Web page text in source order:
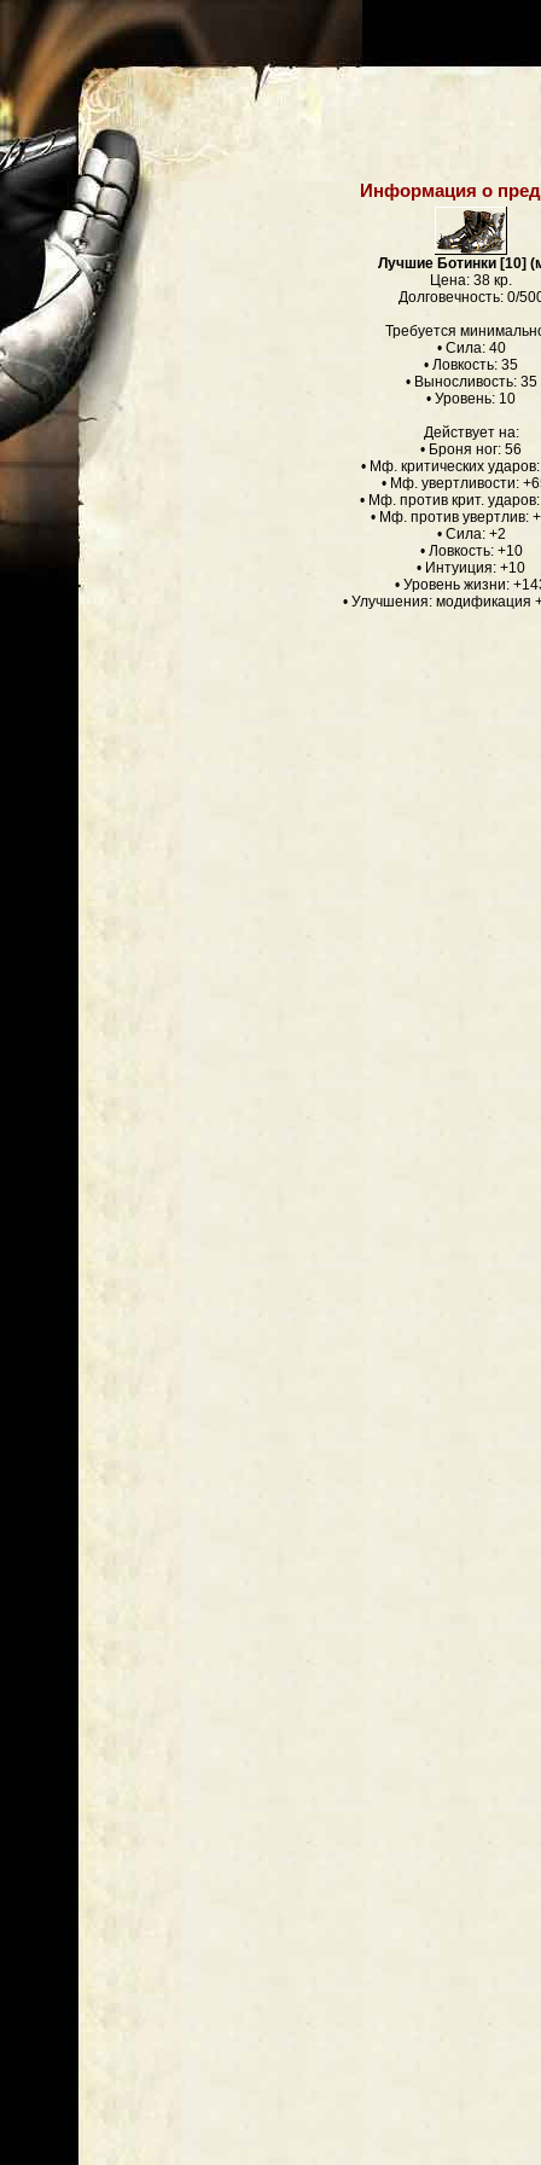
Информация о
Лучшие Ботинки [10]
Цена: 38 кр.
Долговечность: 0/
Требуется
• Сила: 40
• Ловкость: 35
• Выносливость: 35
• Уровень: 10
Действует на:
• Броня ног: 56
• Мф. критических
• Мф. увертливости:
• Мф. против крит.
• Мф. против увертлив:
• Сила: +2
• Ловкость: +10
• Интуиция: +10
• Уровень жизни:
• Улучшения: модификация